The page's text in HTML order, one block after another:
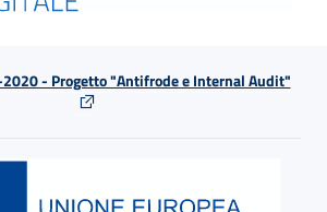
2020 - Progetto "Antifrode e Internal Audit"